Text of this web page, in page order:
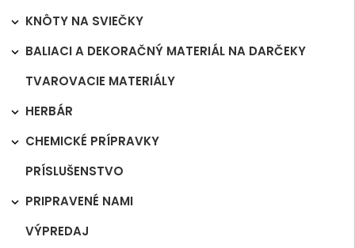
KNÔTY NA SVIEČKY

BALIACI A DEKORAČNÝ MATERIÁL NA DARČEKY

TVAROVACIE MATERIÁLY
HERBÁR

CHEMICKÉ PRÍPRAVKY

PRÍSLUŠENSTVO
PRIPRAVENÉ NAMI

VÝPREDAJ